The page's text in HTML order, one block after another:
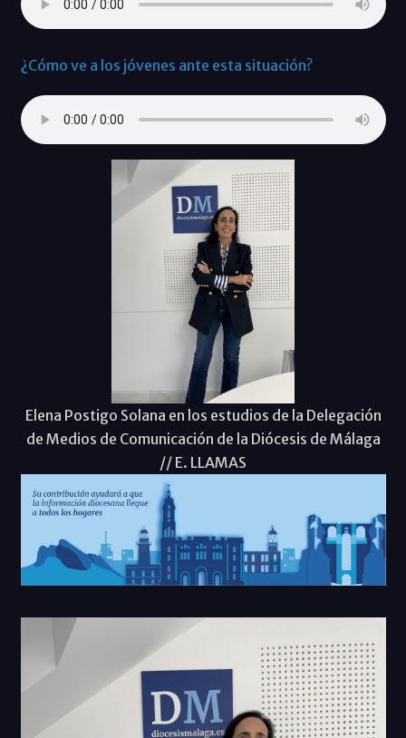
¿Cómo ve a los jóvenes ante esta situación?
Elena Postigo Solana en los estudios de la Delegación
de Medios de Comunicación de la Diócesis de Málaga
// E. LLAMAS